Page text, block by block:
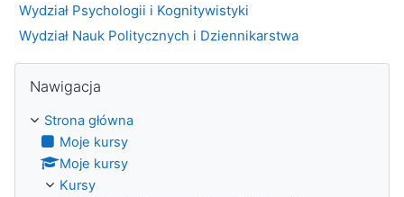
Wydział Psychologii i Kognitywistyki
Wydział Nauk Politycznych i Dziennikarstwa
Nawigacja
Strona główna
Moje kursy
Moje kursy
Kursy